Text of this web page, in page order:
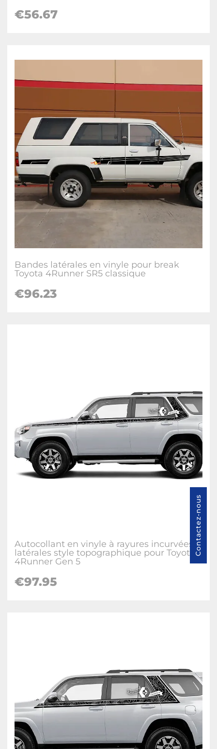
€56.67
Bandes latérales en vinyle pour break
Toyota 4Runner SR5 classique
€96.23
Autocollant en vinyle à rayures incurvées
latérales style topographique pour Toyota
4Runner Gen 5
€97.95
Contactez-nous